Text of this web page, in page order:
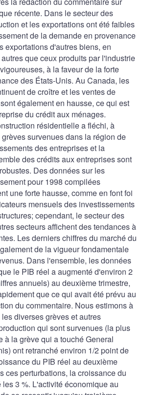
récente. Dans le secteur des
et les exportations ont été faibles
de la demande en provenance
exportations d'autres biens, en
que ceux produits par l'industrie
à la faveur de la forte
des États-Unis. Au Canada, les
de croître et les ventes de
également en hausse, ce qui est
du crédit aux ménages.
résidentielle a fléchi, à
survenues dans la région de
des entreprises et la
des crédits aux entreprises sont
Des données sur les
pour 1998 compilées
une forte hausse, comme en font foi
mensuels des investissements
cependant, le secteur des
secteurs affichent des tendances à
Les derniers chiffres du marché du
de la vigueur fondamentale
Dans l'ensemble, les données
le PIB réel a augmenté d'environ 2
annuels) au deuxième trimestre,
que ce qui avait été prévu au
du commentaire. Nous estimons à
diverses grèves et autres
qui sont survenues (la plus
à la grève qui a touché General
ont retranché environ 1/2 point de
du PIB réel au deuxième
ces perturbations, la croissance du
3 %. L'activité économique au